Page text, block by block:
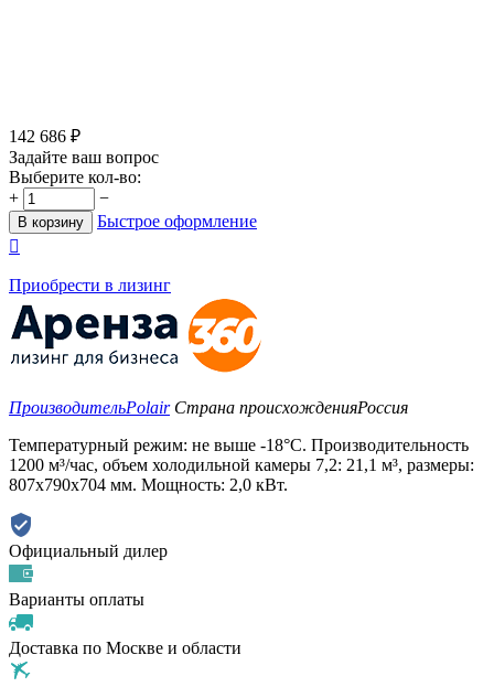
142 686 ₽
Задайте ваш вопрос
Выберите кол-во:
+
−
В корзину
Быстрое оформление

Приобрести в лизинг
ПроизводительPolair Страна происхожденияРоссия
Температурный режим: не выше -18°С. Производительность
1200 м³/час, объем холодильной камеры 7,2: 21,1 м³, размеры:
807х790х704 мм. Мощность: 2,0 кВт.
Официальный дилер
Варианты оплаты
Доставка по Москве и области